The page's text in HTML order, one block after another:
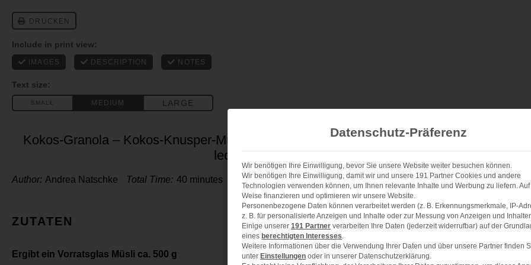
Kokos-Granola – Kokos-Knusper-Müsli ohne Kristallzucker – einfach und
lecker
Author: Andrea Natschke Total Time: 40 minutes
ZUTATEN SCALE 1x 2x 3x
Ergibt ein Vorratsglas Müsli ca. 500 g
Datenschutz-Präferenz
Wir benötigen Ihre Einwilligung, bevor Sie unsere Website weiter besuchen können.
Wir benötigen Ihre Einwilligung, damit wir und unsere 191 Partner Cookies und andere
Technologien verwenden können, um Ihnen relevante Inhalte und Werbung zu liefern.
Weise finanzieren und optimieren wir unsere Website.
Personenbezogene Daten können verarbeitet werden (z. B. Erkennungsmerkmale, IP-
z. B. für personalisierte Anzeigen und Inhalte oder zur Messung von Anzeigen und
Einige unserer 191 Partner verarbeiten Ihre Daten (jederzeit widerrufbar) auf der
eines berechtigten Interesses
Weitere Informationen über die Verwendung Ihrer Daten und über unsere Partner finden
unter Einstellungen oder in unserer Datenschutzerklärung.